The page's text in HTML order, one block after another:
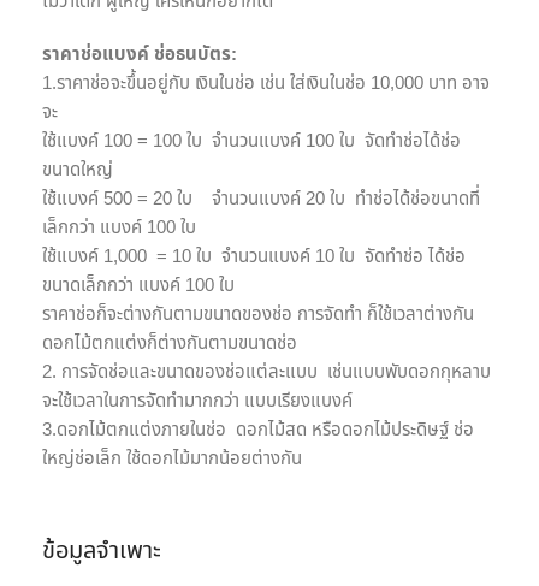
ข้อมูลจำเพาะ
ราคาช่อแบงค์ ช่อธนบัตร:
1.ราคาช่อจะขึ้นอยู่กับ เงินในช่อ เช่น ใส่เงินในช่อ 10,000 บาท อาจ
จะ
ใช้แบงค์ 100 = 100 ใบ จำนวนแบงค์ 100 ใบ จัดทำช่อได้ช่อ
ขนาดใหญ่
ใช้แบงค์ 500 = 20 ใบ จำนวนแบงค์ 20 ใบ ทำช่อได้ช่อขนาดที่
เล็กกว่า แบงค์ 100 ใบ
ใช้แบงค์ 1,000 = 10 ใบ จำนวนแบงค์ 10 ใบ จัดทำช่อ ได้ช่อ
ขนาดเล็กกว่า แบงค์ 100 ใบ
ราคาช่อก็จะต่างกันตามขนาดของช่อ การจัดทำ ก็ใช้เวลาต่างกัน
ดอกไม้ตกแต่งก็ต่างกันตามขนาดช่อ
2. การจัดช่อและขนาดของช่อแต่ละแบบ เช่นแบบพับดอกกุหลาบ
จะใช้เวลาในการจัดทำมากกว่า แบบเรียงแบงค์
3.ดอกไม้ตกแต่งภายในช่อ ดอกไม้สด หรือดอกไม้ประดิษฐ์ ช่อ
ใหญ่ช่อเล็ก ใช้ดอกไม้มากน้อยต่างกัน